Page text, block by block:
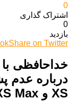
0
اشتراک گذاری‌
0
بازدید
Share on Twitter
خداحافظی
XS و XS Max!